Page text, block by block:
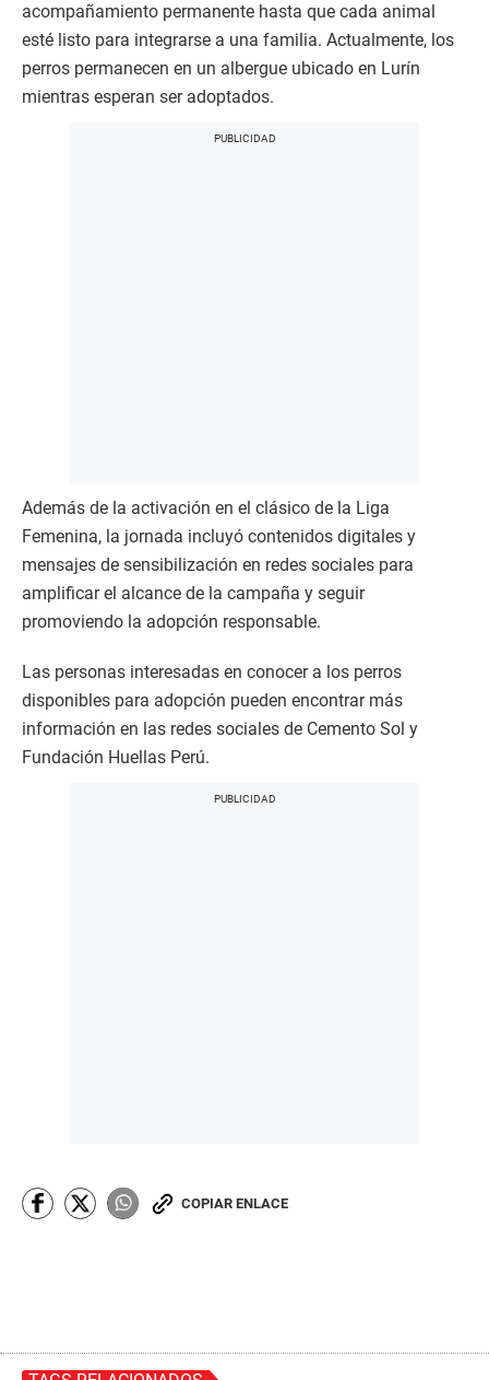
acompañamiento permanente hasta que cada animal
esté listo para integrarse a una familia. Actualmente, los
perros permanecen en un albergue ubicado en Lurín
mientras esperan ser adoptados.
Además de la activación en el clásico de la Liga
Femenina, la jornada incluyó contenidos digitales y
mensajes de sensibilización en redes sociales para
amplificar el alcance de la campaña y seguir
promoviendo la adopción responsable.
Las personas interesadas en conocer a los perros
disponibles para adopción pueden encontrar más
información en las redes sociales de Cemento Sol y
Fundación Huellas Perú.
COPIAR ENLACE